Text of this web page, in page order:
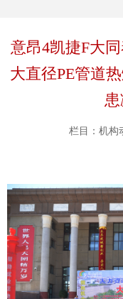
意昂4凯捷F大
大直径PE管道
栏目：机构